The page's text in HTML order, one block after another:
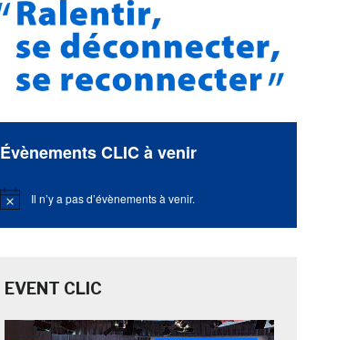
Évènements CLIC à venir
Notice Il n’y a pas d’évènements à venir.
EVENT CLIC